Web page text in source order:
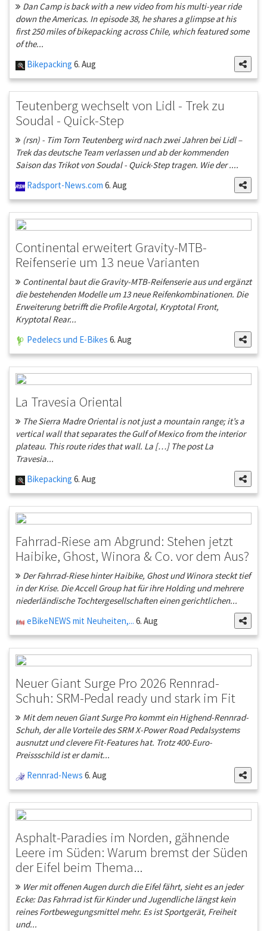
Dan Camp is back with a new video from his multi-year ride
down the Americas. In episode 38, he shares a glimpse at his
first 250 miles of bikepacking across Chile, which featured some
of the...
Bikepacking 6. Aug
Teutenberg wechselt von Lidl - Trek zu
Soudal - Quick-Step
(rsn) - Tim Torn Teutenberg wird nach zwei Jahren bei Lidl –
Trek das deutsche Team verlassen und ab der kommenden
Saison das Trikot von Soudal - Quick-Step tragen. Wie der ....
Radsport-News.com 6. Aug
Continental erweitert Gravity-MTB-
Reifenserie um 13 neue Varianten
Continental baut die Gravity-MTB-Reifenserie aus und ergänzt
die bestehenden Modelle um 13 neue Reifenkombinationen. Die
Erweiterung betrifft die Profile Argotal, Kryptotal Front,
Kryptotal Rear...
Pedelecs und E-Bikes 6. Aug
La Travesia Oriental
The Sierra Madre Oriental is not just a mountain range; it’s a
vertical wall that separates the Gulf of Mexico from the interior
plateau. This route rides that wall. La […] The post La
Travesia...
Bikepacking 6. Aug
Fahrrad-Riese am Abgrund: Stehen jetzt
Haibike, Ghost, Winora & Co. vor dem Aus?
Der Fahrrad-Riese hinter Haibike, Ghost und Winora steckt tief
in der Krise. Die Accell Group hat für ihre Holding und mehrere
niederländische Tochtergesellschaften einen gerichtlichen...
eBikeNEWS mit Neuheiten,... 6. Aug
Neuer Giant Surge Pro 2026 Rennrad-
Schuh: SRM-Pedal ready und stark im Fit
Mit dem neuen Giant Surge Pro kommt ein Highend-Rennrad-
Schuh, der alle Vorteile des SRM X-Power Road Pedalsystems
ausnutzt und clevere Fit-Features hat. Trotz 400-Euro-
Preissschild ist er damit...
Rennrad-News 6. Aug
Asphalt-Paradies im Norden, gähnende
Leere im Süden: Warum bremst der Süden
der Eifel beim Thema...
Wer mit offenen Augen durch die Eifel fährt, sieht es an jeder
Ecke: Das Fahrrad ist für Kinder und Jugendliche längst kein
reines Fortbewegungsmittel mehr. Es ist Sportgerät, Freiheit
und...